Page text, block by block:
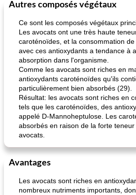
Autres composés végétaux
Ce sont les composés végétaux
Les avocats ont une très haute
caroténoïdes, et la consommation
avec ces antioxydants a tendance à
absorption dans l'organisme.
Comme les avocats sont riches en
antioxydants caroténoïdes qu'ils
particulièrement bien absorbés (29).
Résultat: les avocats sont riches en
tels que les caroténoïdes, des
appelé D-Mannoheptulose. Les
absorbés en raison de la forte
avocats.
Avantages
Les avocats sont riches en
nombreux nutriments importants,